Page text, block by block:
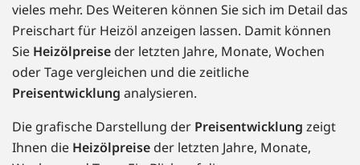
vieles mehr. Des Weiteren können Sie sich im Detail das
Preischart für Heizöl anzeigen lassen. Damit können
Sie Heizölpreise der letzten Jahre, Monate, Wochen
oder Tage vergleichen und die zeitliche
Preisentwicklung analysieren.
Die grafische Darstellung der Preisentwicklung zeigt
Ihnen die Heizölpreise der letzten Jahre, Monate,